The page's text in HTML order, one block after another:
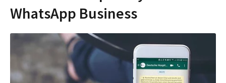
WhatsApp Business